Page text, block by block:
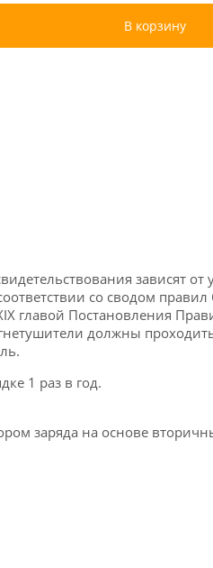
В корзину
зависят от
со сводом
главой Постановления
должны проходить
1 раз в год.
заряда на основе